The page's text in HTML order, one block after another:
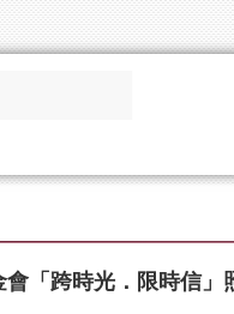
「跨時光．限時信」